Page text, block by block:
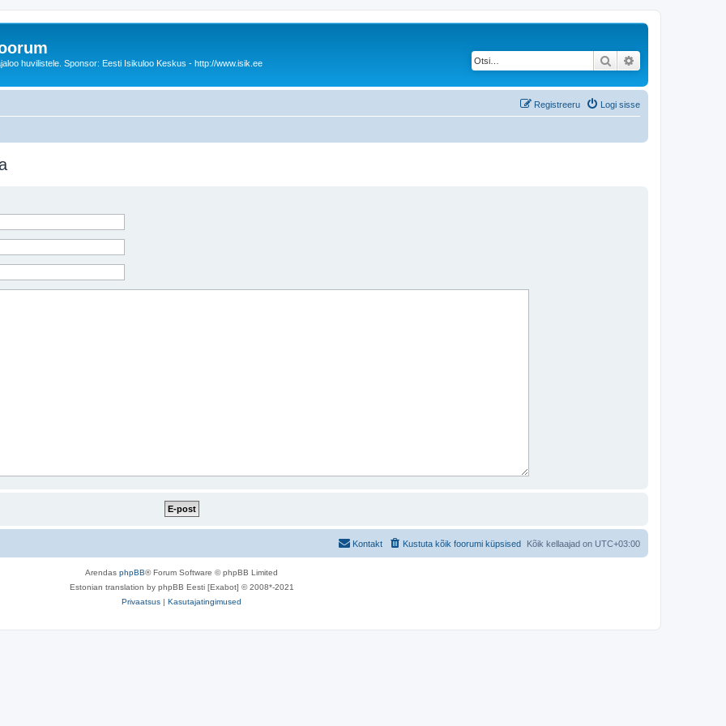
huvilistele. Sponsor: Eesti Isikuloo Keskus - http://www.isik.ee Otsi
Logi sisse
Registreeru
Kõik kellaajad on UTC+03:00
Kustuta kõik foorumi küpsised
Kontakt
Arendas phpBB® Forum Software © phpBB Limited
Estonian translation by phpBB Eesti [Exabot] © 2008*-2021
Privaatsus | Kasutajatingimused